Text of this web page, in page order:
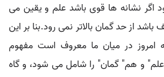
نشانه ها قوی باشد علم و یقین می
از حد گمان بالاتر نمی رود.بنا بر این
امروز در میان ما معروف است مفهوم
و هم" گمان" را شامل می شود، و گاه